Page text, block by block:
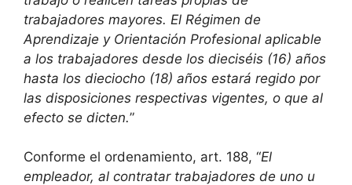
trabajadores mayores. El Régimen de
Aprendizaje y Orientación Profesional aplicable
a los trabajadores desde los dieciséis (16) años
hasta los dieciocho (18) años estará regido por
las disposiciones respectivas vigentes, o que al
efecto se dicten.”
Conforme el ordenamiento, art. 188, “El
empleador, al contratar trabajadores de uno u